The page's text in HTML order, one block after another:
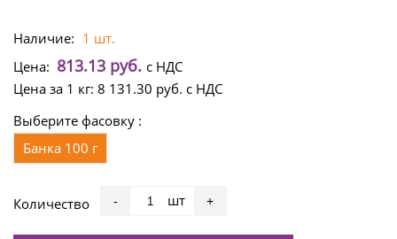
Наличие: 1 шт.
Цена: 813.13 руб. с НДС
Цена за 1 кг: 8 131.30 руб. с НДС
Выберите фасовку :
Банка 100 г
Количество - шт +